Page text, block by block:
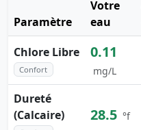
Paramètre
Votre
eau
Chlore Libre
Confort
0.11
mg/L
Dureté
(Calcaire)
28.5 °f